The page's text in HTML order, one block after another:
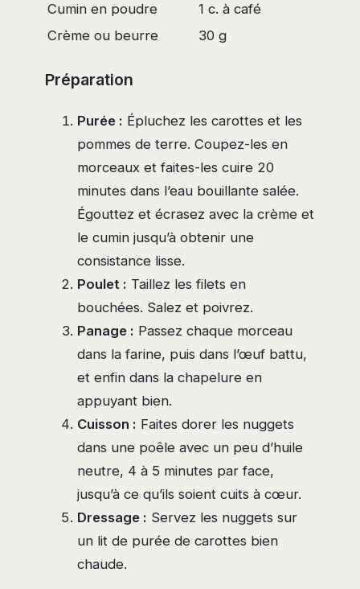
Cumin en poudre
1 c. à café
Crème ou beurre
30 g
Préparation
Purée : Épluchez les carottes et les
pommes de terre. Coupez-les en
morceaux et faites-les cuire 20
minutes dans l’eau bouillante salée.
Égouttez et écrasez avec la crème et
le cumin jusqu’à obtenir une
consistance lisse.
Poulet : Taillez les filets en
bouchées. Salez et poivrez.
Panage : Passez chaque morceau
dans la farine, puis dans l’œuf battu,
et enfin dans la chapelure en
appuyant bien.
Cuisson : Faites dorer les nuggets
dans une poêle avec un peu d’huile
neutre, 4 à 5 minutes par face,
jusqu’à ce qu’ils soient cuits à cœur.
Dressage : Servez les nuggets sur
un lit de purée de carottes bien
chaude.